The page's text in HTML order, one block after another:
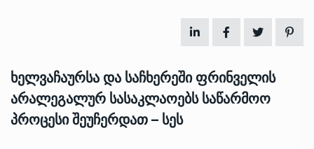
ხელვაჩაურსა და საჩხერეში ფრინველის
არალეგალურ სასაკლაოებს საწარმოო
პროცესი შეუჩერდათ – სეს